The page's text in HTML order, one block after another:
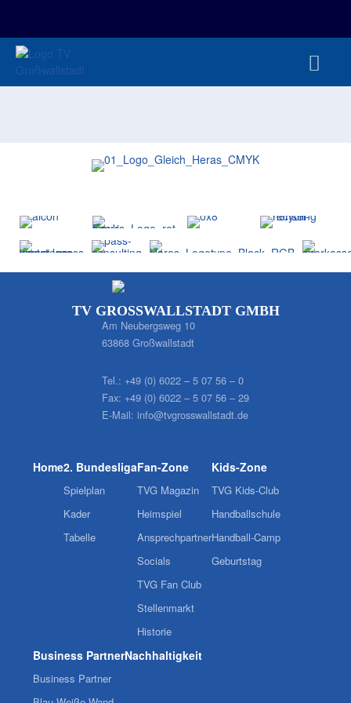
TV GROSSWALLSTADT GMBH
Am Neubergsweg 10
63868 Großwallstadt
Tel.: +49 (0) 6022 – 5 07 56 – 0
Fax: +49 (0) 6022 – 5 07 56 – 29
E-Mail: info@tvgrosswallstadt.de
Home2. Bundesliga
Spielplan
Kader
Tabelle
Fan-Zone
TVG Magazin
Heimspiel
Ansprechpartner
Socials
TVG Fan Club
Stellenmarkt
Historie
Kids-Zone
TVG Kids-Club
Handballschule
Handball-Camp
Geburtstag
Business Partner
Business Partner
Nachhaltigkeit